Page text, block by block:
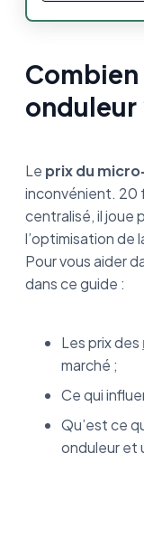
onduleur
Le prix du
inconvénient. 20
centralisé, il joue
l’optimisation de
Pour vous aider
dans ce guide :
Les prix des
marché ;
Ce qui
Qu’est ce
onduleur et
En résumé